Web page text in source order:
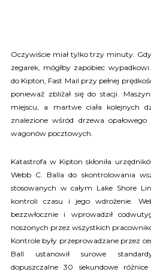
Oczywiście miał tylko trzy minuty.
zegarek, mógłby zapobiec
do Kipton, Fast Mail przy pełnej
ponieważ zbliżał się do stacji.
miejscu, a martwe ciała kolejnych
znalezione wśród drzewa
wagonów pocztowych.
Katastrofa w Kipton skłoniła
Webb C. Balla do skontrolowania
stosowanych w całym Lake Shore
kontroli czasu i jego wdrożenie.
bezzwłocznie i wprowadził
noszonych przez wszystkich
Kontrole były przeprowadzane przez
Ball ustanowił surowe
dopuszczalne 30 sekundowe